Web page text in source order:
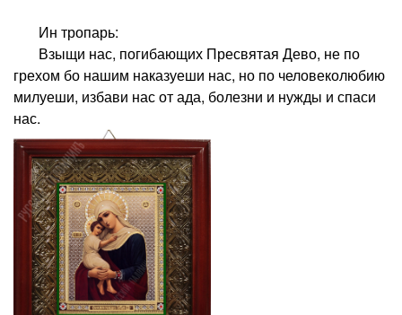
Ин тропарь:
Взыщи нас, погибающих Пресвятая Дево, не по
грехом бо нашим наказуеши нас, но по человеколюбию
милуеши, избави нас от ада, болезни и нужды и спаси
нас.